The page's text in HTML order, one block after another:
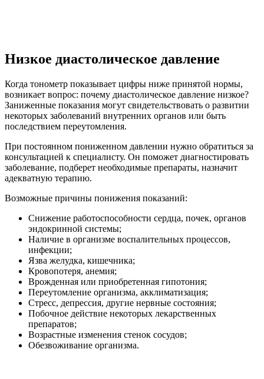
Низкое диастолическое давление
Когда тонометр показывает цифры ниже принятой нормы,
возникает вопрос: почему диастолическое давление низкое?
Заниженные показания могут свидетельствовать о развитии
некоторых заболеваний внутренних органов или быть
последствием переутомления.
При постоянном пониженном давлении нужно обратиться за
консультацией к специалисту. Он поможет диагностировать
заболевание, подберет необходимые препараты, назначит
адекватную терапию.
Возможные причины понижения показаний:
Снижение работоспособности сердца, почек, органов
эндокринной системы;
Наличие в организме воспалительных процессов,
инфекции;
Язва желудка, кишечника;
Кровопотеря, анемия;
Врожденная или приобретенная гипотония;
Переутомление организма, акклиматизация;
Стресс, депрессия, другие нервные состояния;
Побочное действие некоторых лекарственных
препаратов;
Возрастные изменения стенок сосудов;
Обезвоживание организма.